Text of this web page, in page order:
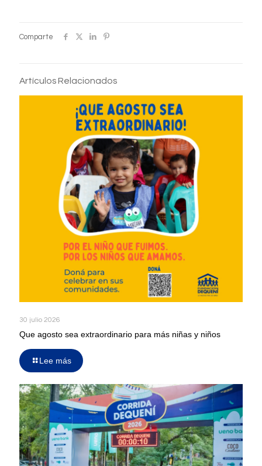
Comparte
Artículos Relacionados
30 julio 2026
Que agosto sea extraordinario para más niñas y niños
Lee más